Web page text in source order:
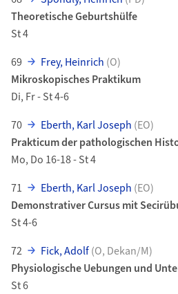
Theoretische Geburtshülfe
St 4
69
Frey, Heinrich (O)
Mikroskopisches Praktikum
Di, Fr - St 4-6
70
Eberth, Karl Joseph (EO)
Prakticum der pathologischen
Mo, Do 16-18 - St 4
71
Eberth, Karl Joseph (EO)
Demonstrativer Cursus mit
St 4-6
72
Fick, Adolf(O, Dekan/M)
Physiologische Uebungen und
St 6